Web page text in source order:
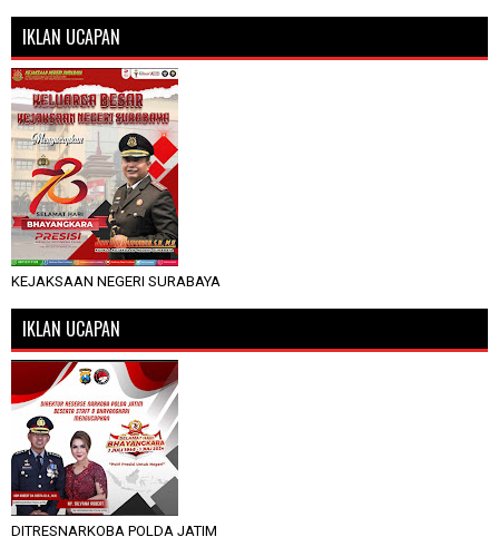
IKLAN UCAPAN
KEJAKSAAN NEGERI SURABAYA
IKLAN UCAPAN
DITRESNARKOBA POLDA JATIM